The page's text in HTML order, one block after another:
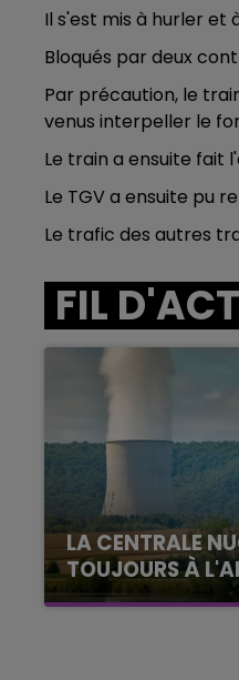
LE
Il s'est mis à hurler et
Bloqués par deux
Par précaution, le
venus interpeller le
Le train a ensuite fait
Le TGV a ensuite pu
Le trafic des autres
FIL
LA CENTRALE
TOUJOURS À
Cela fait déjà une